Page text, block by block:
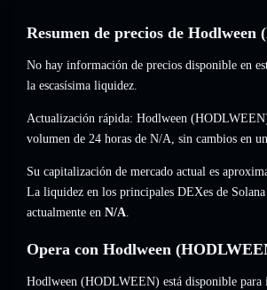
Resumen de precios de
No hay información de precios disponible en
la escasísima liquidez.
Actualización rápida: Hodlween
volumen de 24 horas de N/A, sin cambios en
Su capitalización de mercado actual es
La liquidez en los principales DEXes de Solana
actualmente en N/A.
Opera con Hodlween
Hodlween (HODLWEEN) está disponible para